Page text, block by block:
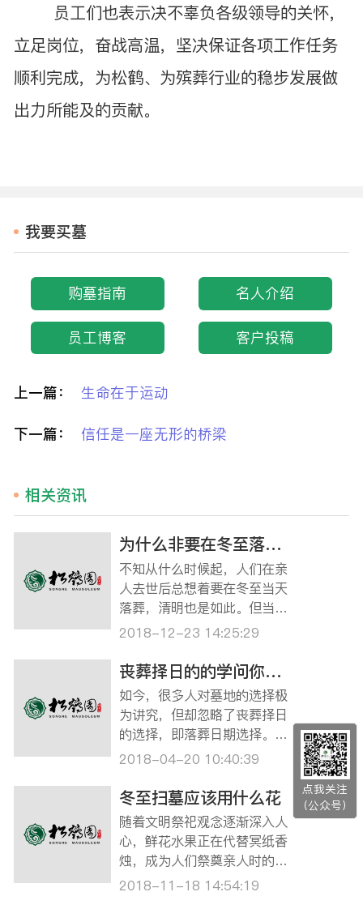
员工们也表示决不辜负各级领导的关怀，
立足岗位，奋战高温，坚决保证各项工作任务
顺利完成，为松鹤、为殡葬行业的稳步发展做
出力所能及的贡献。
我要买墓
购墓指南 名人介绍
员工博客 客户投稿
上一篇： 生命在于运动
下一篇： 信任是一座无形的桥梁
相关资讯
为什么非要在冬至落葬？！
不知从什么时候起，人们在亲
人去世后总想着要在冬至当天
落葬，清明也是如此。但当问
到他们“为何”时，总会说：“人
宋时期，冬至是祭天祭祖的日
子，皇帝在这天要到郊外举行
祭天大典，百姓在这一天要向
已故的父母尊长祭拜。因此自
古到今…
2018-12-23 14:25:29
丧葬择日的的学问你知道吗？
如今，很多人对墓地的选择极
为讲究，但却忽略了丧葬择日
的选择，即落葬日期选择。在
人们的传统观念里面，清明、
是不管三七二十一都挤在这两
个节气前来安葬亲人，于是每
年清明、冬至各个墓园便迎来
了“蜂拥而至”客户，交通拥
堵、排队等候等情况…
2018-04-20 10:40:39
冬至扫墓应该用什么花
随着文明祭祀观念逐渐深入人
心，鲜花水果正在代替冥纸香
烛，成为人们祭奠亲人时的首
选。冬至将至，用鲜花来祭拜
2018-11-18 14:54:19
点我关注
（公众号）